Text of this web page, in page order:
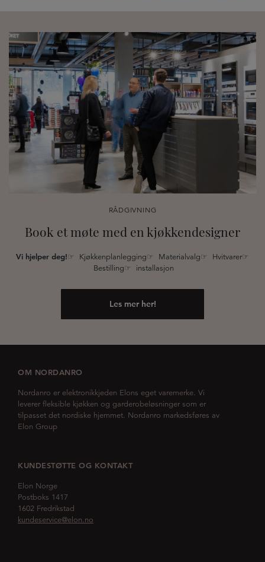
RÅDGIVNING
Book et møte med en kjøkkendesigner
Vi hjelper deg!☞ Kjøkkenplanlegging☞ Materialvalg☞ Hvitvarer☞
Bestilling☞ installasjon
Les mer her!
OM NORDANRO
Nordanro er elektronikkjeden Elons eget varemerke. Vi
leverer fleksible kjøkken og garderobeløsninger som er
tilpasset det nordiske hjemmet. Nordanro markedsføres av
Elon Group
KUNDESTØTTE OG KONTAKT
Elon Norge
Postboks 1417
1602 Fredrikstad
kundeservice@elon.no